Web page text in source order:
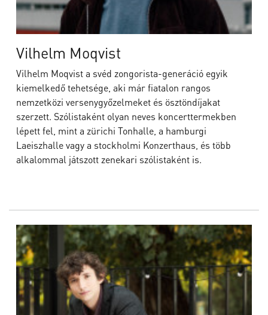
Vilhelm Moqvist
Vilhelm Moqvist a svéd zongorista-generáció egyik
kiemelkedő tehetsége, aki már fiatalon rangos
nemzetközi versenygyőzelmeket és ösztöndíjakat
szerzett. Szólistaként olyan neves koncerttermekben
lépett fel, mint a zürichi Tonhalle, a hamburgi
Laeiszhalle vagy a stockholmi Konzerthaus, és több
alkalommal játszott zenekari szólistaként is.